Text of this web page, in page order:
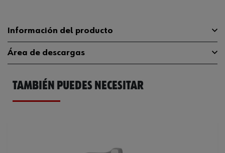
Información del producto
Número de vueltas del valor de
par mínimo a máximo
16.5
Material de la empuñadura
Área de descargas
Manual instrucciones 536926938.pdf
TAMBIÉN PUEDES NECESITAR